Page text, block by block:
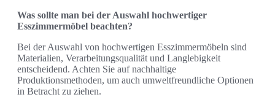
Was sollte man bei der Auswahl hochwertiger
Esszimmermöbel beachten?
Bei der Auswahl von hochwertigen Esszimmermöbeln sind
Materialien, Verarbeitungsqualität und Langlebigkeit
entscheidend. Achten Sie auf nachhaltige
Produktionsmethoden, um auch umweltfreundliche Optionen
in Betracht zu ziehen.